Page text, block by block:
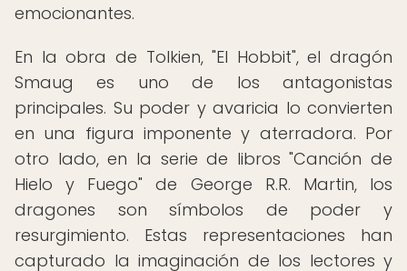
emocionantes.
En la obra de Tolkien, "El Hobbit", el dragón
Smaug es uno de los antagonistas
principales. Su poder y avaricia lo convierten
en una figura imponente y aterradora. Por
otro lado, en la serie de libros "Canción de
Hielo y Fuego" de George R.R. Martin, los
dragones son símbolos de poder y
resurgimiento. Estas representaciones han
capturado la imaginación de los lectores y